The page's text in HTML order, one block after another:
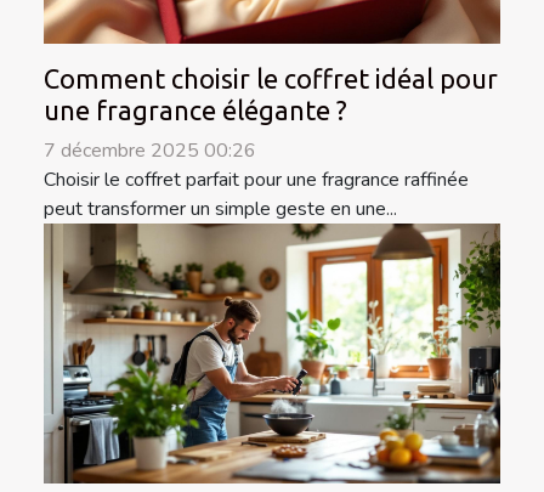
Comment choisir le coffret idéal pour
une fragrance élégante ?
7 décembre 2025 00:26
Choisir le coffret parfait pour une fragrance raffinée
peut transformer un simple geste en une...